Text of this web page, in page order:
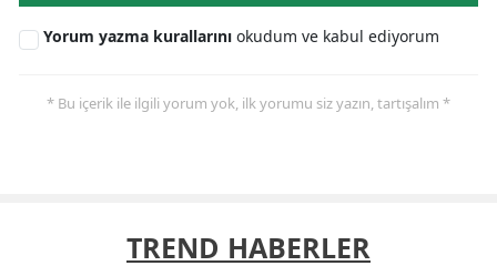
Yorum yazma kurallarını okudum ve kabul ediyorum
* Bu içerik ile ilgili yorum yok, ilk yorumu siz yazın, tartışalım *
TREND HABERLER